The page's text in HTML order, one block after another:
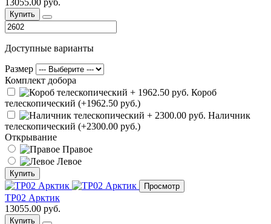
Купить
Доступные варианты
Размер
Комплект добора
Короб
телескопический (+1962.50 руб.)
Наличник
телескопический (+2300.00 руб.)
Открывание
Правое
Левое
Купить
Просмотр
ТР02 Арктик
13055.00 руб.
Купить